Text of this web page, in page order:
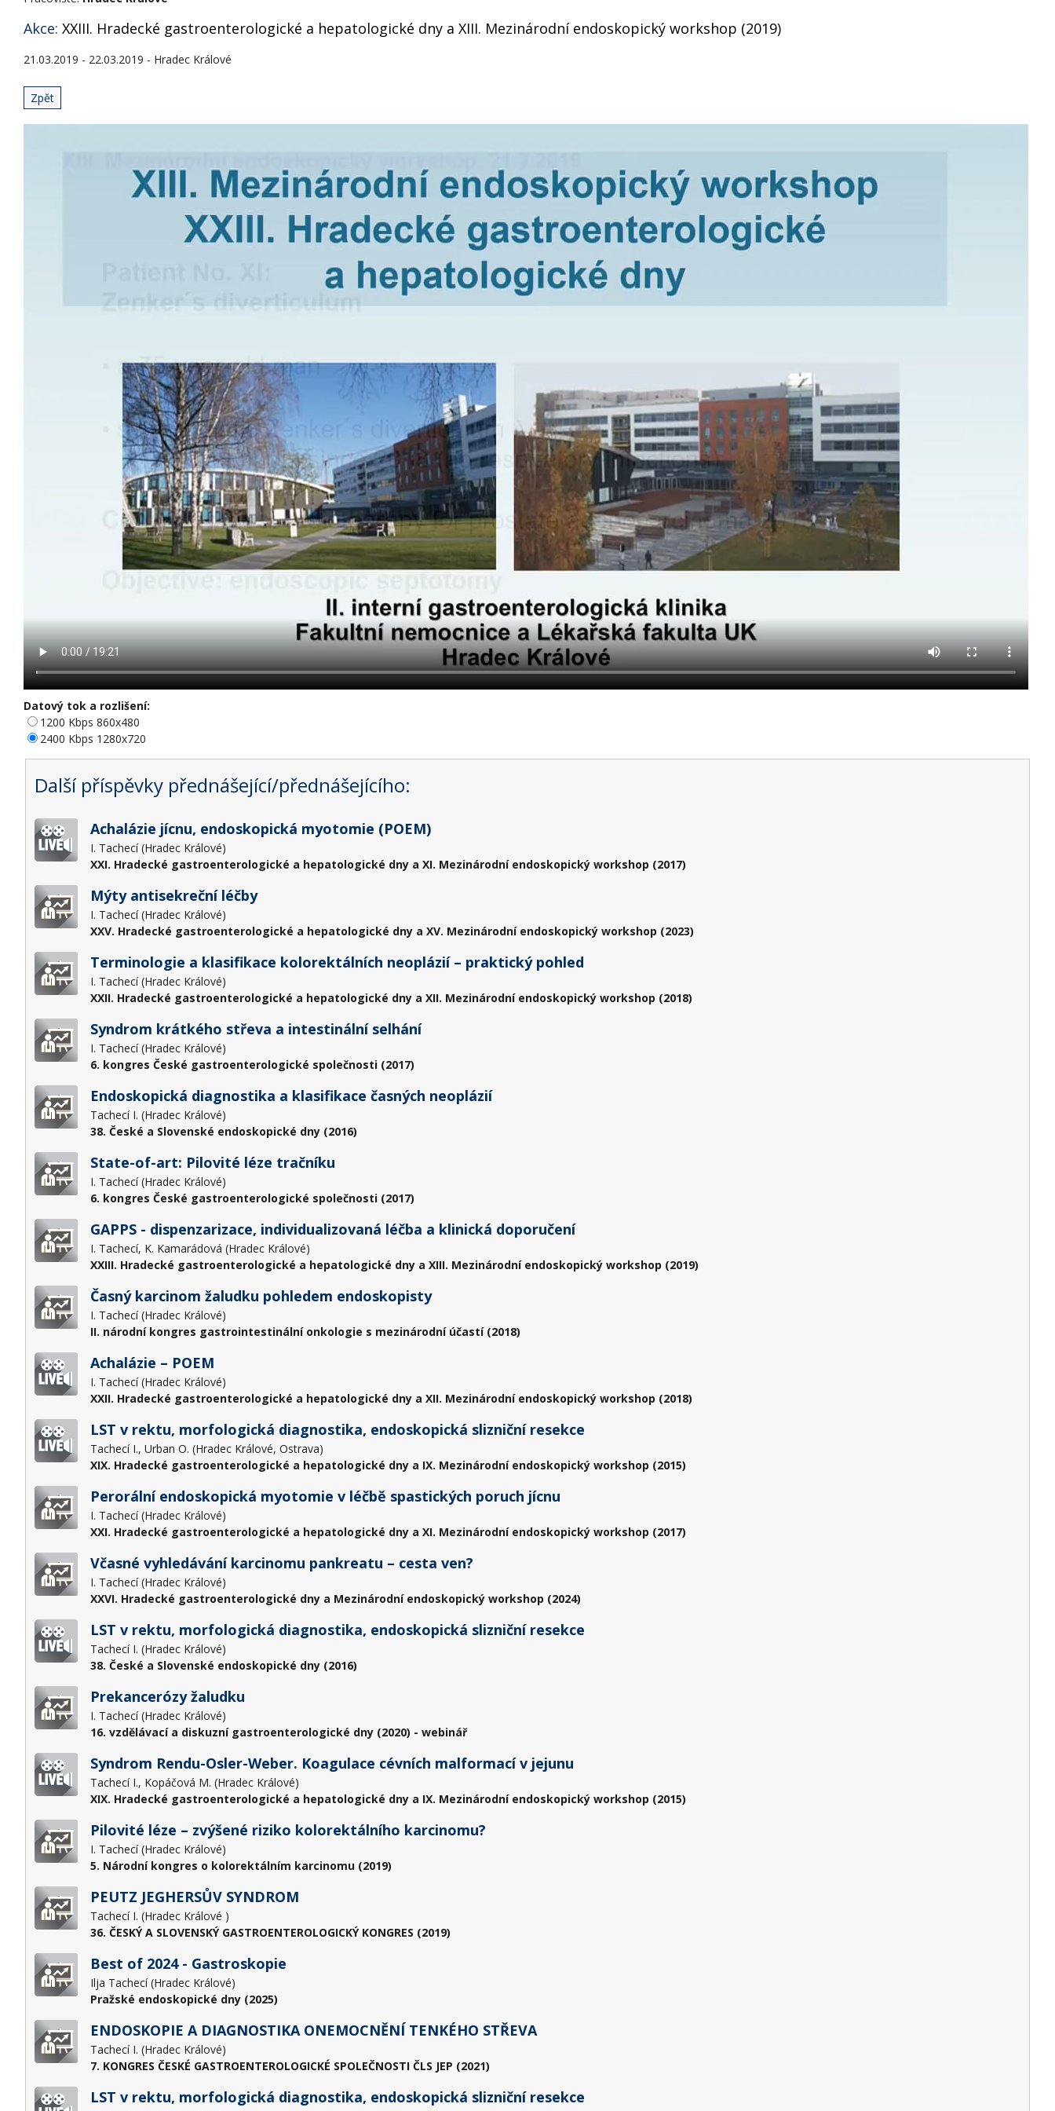
Akce: XXIII. Hradecké gastroenterologické a hepatologické dny a XIII. Mezinárodní endoskopický workshop (2019)
21.03.2019 - 22.03.2019 - Hradec Králové
Zpět
Datový tok a rozlišení:
1200 Kbps 860x480
2400 Kbps 1280x720
Další příspěvky přednášející/přednášejícího:
Achalázie jícnu, endoskopická myotomie (POEM)
I. Tachecí (Hradec Králové)
XXI. Hradecké gastroenterologické a hepatologické dny a XI. Mezinárodní endoskopický workshop (2017)
Mýty antisekreční léčby
I. Tachecí (Hradec Králové)
XXV. Hradecké gastroenterologické a hepatologické dny a XV. Mezinárodní endoskopický workshop (2023)
Terminologie a klasifikace kolorektálních neoplázií – praktický pohled
I. Tachecí (Hradec Králové)
XXII. Hradecké gastroenterologické a hepatologické dny a XII. Mezinárodní endoskopický workshop (2018)
Syndrom krátkého střeva a intestinální selhání
I. Tachecí (Hradec Králové)
6. kongres České gastroenterologické společnosti (2017)
Endoskopická diagnostika a klasifikace časných neoplázií
Tachecí I. (Hradec Králové)
38. České a Slovenské endoskopické dny (2016)
State-of-art: Pilovité léze tračníku
I. Tachecí (Hradec Králové)
6. kongres České gastroenterologické společnosti (2017)
GAPPS - dispenzarizace, individualizovaná léčba a klinická doporučení
I. Tachecí, K. Kamarádová (Hradec Králové)
XXIII. Hradecké gastroenterologické a hepatologické dny a XIII. Mezinárodní endoskopický workshop (2019)
Časný karcinom žaludku pohledem endoskopisty
I. Tachecí (Hradec Králové)
II. národní kongres gastrointestinální onkologie s mezinárodní účastí (2018)
Achalázie – POEM
I. Tachecí (Hradec Králové)
XXII. Hradecké gastroenterologické a hepatologické dny a XII. Mezinárodní endoskopický workshop (2018)
LST v rektu, morfologická diagnostika, endoskopická slizniční resekce
Tachecí I., Urban O. (Hradec Králové, Ostrava)
XIX. Hradecké gastroenterologické a hepatologické dny a IX. Mezinárodní endoskopický workshop (2015)
Perorální endoskopická myotomie v léčbě spastických poruch jícnu
I. Tachecí (Hradec Králové)
XXI. Hradecké gastroenterologické a hepatologické dny a XI. Mezinárodní endoskopický workshop (2017)
Včasné vyhledávání karcinomu pankreatu – cesta ven?
I. Tachecí (Hradec Králové)
XXVI. Hradecké gastroenterologické dny a Mezinárodní endoskopický workshop (2024)
LST v rektu, morfologická diagnostika, endoskopická slizniční resekce
Tachecí I. (Hradec Králové)
38. České a Slovenské endoskopické dny (2016)
Prekancerózy žaludku
I. Tachecí (Hradec Králové)
16. vzdělávací a diskuzní gastroenterologické dny (2020) - webinář
Syndrom Rendu-Osler-Weber. Koagulace cévních malformací v jejunu
Tachecí I., Kopáčová M. (Hradec Králové)
XIX. Hradecké gastroenterologické a hepatologické dny a IX. Mezinárodní endoskopický workshop (2015)
Pilovité léze – zvýšené riziko kolorektálního karcinomu?
I. Tachecí (Hradec Králové)
5. Národní kongres o kolorektálním karcinomu (2019)
PEUTZ JEGHERSŮV SYNDROM
Tachecí I. (Hradec Králové )
36. ČESKÝ A SLOVENSKÝ GASTROENTEROLOGICKÝ KONGRES (2019)
Best of 2024 - Gastroskopie
Ilja Tachecí (Hradec Králové)
Pražské endoskopické dny (2025)
ENDOSKOPIE A DIAGNOSTIKA ONEMOCNĚNÍ TENKÉHO STŘEVA
Tachecí I. (Hradec Králové)
7. KONGRES ČESKÉ GASTROENTEROLOGICKÉ SPOLEČNOSTI ČLS JEP (2021)
LST v rektu, morfologická diagnostika, endoskopická slizniční resekce